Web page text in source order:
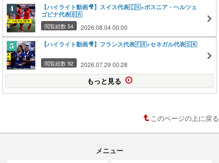
【ハイライト動画🎥】スイス代表🇨🇭×ボスニア・ヘルツェ
ゴビナ代表🇧🇦
閲覧総数 54 2026.08.04 00:00
【ハイライト動画🎥】フランス代表🇫🇷×セネガル代表🇸🇳
閲覧総数 92 2026.07.29 00:28
もっと見る
このページの上に戻る
メニュー